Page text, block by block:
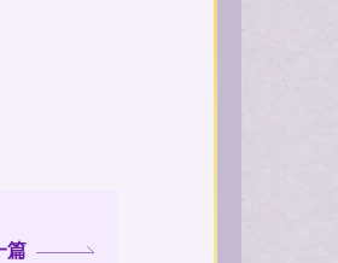
篇